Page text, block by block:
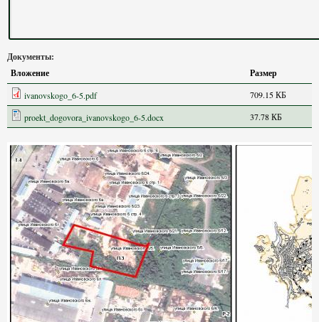
Документы:
Вложение
Размер
ivanovskogo_6-5.pdf
709.15 КБ
proekt_dogovora_ivanovskogo_6-5.docx
37.78 КБ